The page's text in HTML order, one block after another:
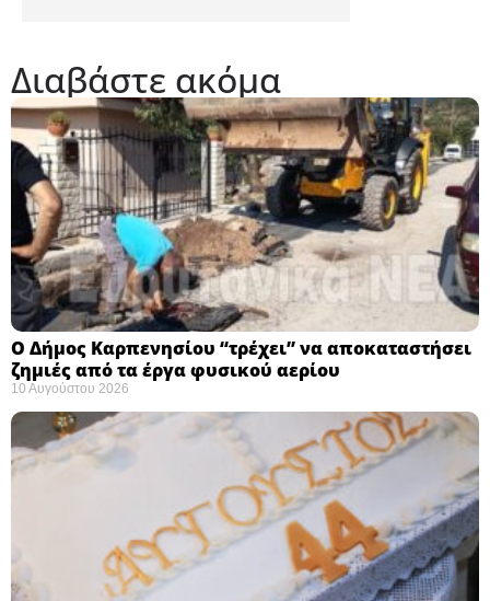
Διαβάστε ακόμα
Ο Δήμος Καρπενησίου “τρέχει” να αποκαταστήσει
ζημιές από τα έργα φυσικού αερίου
10 Αυγούστου 2026